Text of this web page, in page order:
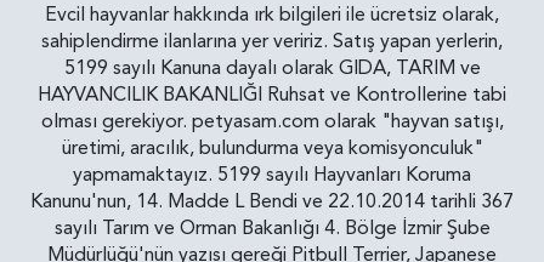
Evcil hayvanlar hakkında ırk bilgileri ile ücretsiz olarak,
sahiplendirme ilanlarına yer veririz. Satış yapan yerlerin,
5199 sayılı Kanuna dayalı olarak GIDA, TARIM ve
HAYVANCILIK BAKANLIĞI Ruhsat ve Kontrollerine tabi
olması gerekiyor. petyasam.com olarak "hayvan satışı,
üretimi, aracılık, bulundurma veya komisyonculuk"
yapmamaktayız. 5199 sayılı Hayvanları Koruma
Kanunu'nun, 14. Madde L Bendi ve 22.10.2014 tarihli 367
sayılı Tarım ve Orman Bakanlığı 4. Bölge İzmir Şube
Müdürlüğü'nün yazısı gereği Pitbull Terrier, Japanese